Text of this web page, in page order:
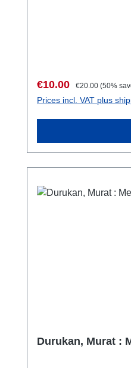
Sale price:
€10.00 Regular price:
€20.00 (50%
Prices incl. VAT plus
Durukan, Murat :